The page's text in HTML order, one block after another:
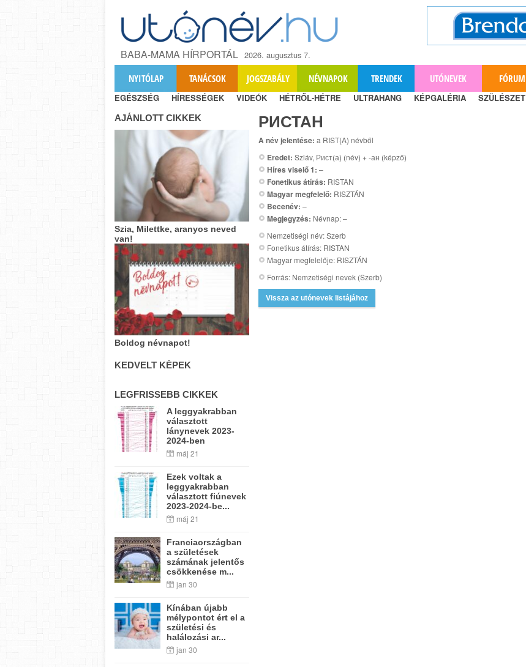
BABA-MAMA HÍRPORTÁL 2026. augusztus 7.
NYITÓLAP TANÁCSOK JOGSZABÁLY NÉVNAPOK TRENDEK UTÓNEVEK FÓRUM
EGÉSZSÉG HÍRESSÉGEK VIDEÓK HÉTRŐL-HÉTRE ULTRAHANG KÉPGALÉRIA SZÜLÉSZET
РИСТАН
A név jelentése: a RIST(A) névből
Eredet: Szláv, Рист(а) (név) + -ан (képző)
Híres viselő 1: –
Fonetikus átírás: RISTAN
Magyar megfelelő: RISZTÁN
Becenév: –
Megjegyzés: Névnap: –
Nemzetiségi név: Szerb
Fonetikus átírás: RISTAN
Magyar megfelelője: RISZTÁN
Forrás: Nemzetiségi nevek (Szerb)
Vissza az utónevek listájához
AJÁNLOTT CIKKEK
Szia, Milettke, aranyos neved
van!
Boldog névnapot!
KEDVELT KÉPEK
LEGFRISSEBB CIKKEK
A leggyakrabban
választott
lánynevek 2023-
2024-ben
máj 21
Ezek voltak a
leggyakrabban
választott fiúnevek
2023-2024-be...
máj 21
Franciaországban
a születések
számának jelentős
csökkenése m...
jan 30
Kínában újabb
mélypontot ért el a
születési és
halálozási ar...
jan 30